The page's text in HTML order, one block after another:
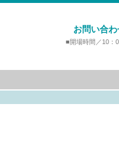
お問い合わ
■開場時間／10：